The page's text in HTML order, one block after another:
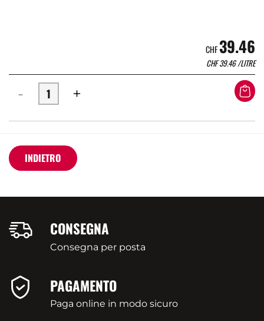
CHF39.46
CHF39.46/LITRE
- +
INDIETRO
CONSEGNA
Consegna per posta
PAGAMENTO
Paga online in modo sicuro